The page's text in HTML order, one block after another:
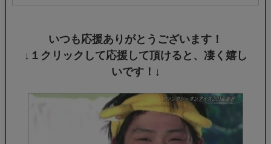
いつも応援ありがとうございます！
↓１クリックして応援して頂けると、凄く嬉し
いです！↓